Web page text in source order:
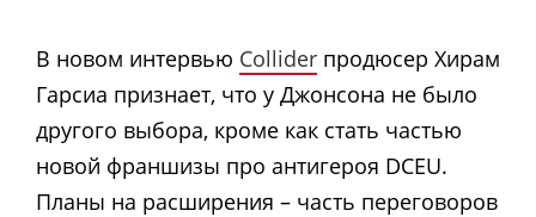
В новом интервью Collider продюсер Хирам
Гарсиа признает, что у Джонсона не было
другого выбора, кроме как стать частью
новой франшизы про антигероя DCEU.
Планы на расширения – часть переговоров